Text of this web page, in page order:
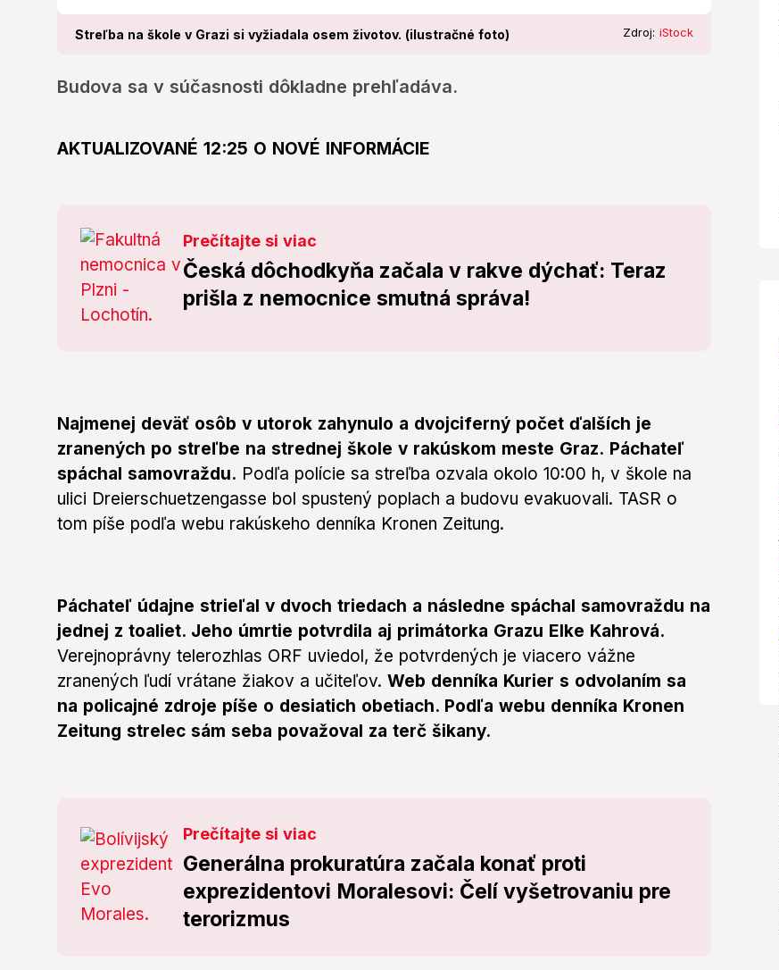
Streľba na škole v Grazi si vyžiadala osem životov. (ilustračné foto) Zdroj: iStock
Budova sa v súčasnosti dôkladne prehľadáva.
AKTUALIZOVANÉ 12:25 O NOVÉ INFORMÁCIE
Prečítajte si viac
Česká dôchodkyňa začala v rakve dýchať: Teraz
prišla z nemocnice smutná správa!
Najmenej deväť osôb v utorok zahynulo a dvojciferný počet ďalších je
zranených po streľbe na strednej škole v rakúskom meste Graz. Páchateľ
spáchal samovraždu. Podľa polície sa streľba ozvala okolo 10:00 h, v škole na
ulici Dreierschuetzengasse bol spustený poplach a budovu evakuovali. TASR o
tom píše podľa webu rakúskeho denníka Kronen Zeitung.
Páchateľ údajne strieľal v dvoch triedach a následne spáchal samovraždu na
jednej z toaliet. Jeho úmrtie potvrdila aj primátorka Grazu Elke Kahrová.
Verejnoprávny telerozhlas ORF uviedol, že potvrdených je viacero vážne
zranených ľudí vrátane žiakov a učiteľov. Web denníka Kurier s odvolaním sa
na policajné zdroje píše o desiatich obetiach. Podľa webu denníka Kronen
Zeitung strelec sám seba považoval za terč šikany.
Prečítajte si viac
Generálna prokuratúra začala konať proti
exprezidentovi Moralesovi: Čelí vyšetrovaniu pre
terorizmus